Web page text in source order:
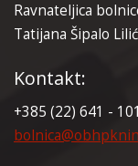
Ravnateljica
Tatijana Šipalo
Kontakt:
+385 (22) 641 - 101